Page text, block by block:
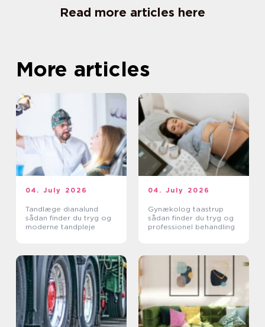
Read more articles here
More articles
04. July 2026
Tandlæge dianalund
sådan finder du tryg og
moderne tandpleje
04. July 2026
Gynækolog taastrup
sådan finder du tryg og
professionel behandling